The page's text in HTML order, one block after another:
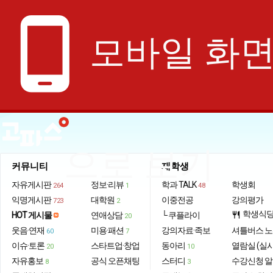
phone_android 모바일 화
으로 보기
커뮤니티
자유게시판 264
익명게시판 723
HOT 게시물
웃음·연재 60
이슈·토론 20
자유홍보 8
정보·리뷰 1
대학원 2
연애상담 20
미용·패션 7
스타트업·창업
공식 오픈채팅
재학생
학과 TALK 48
이중전공
└ 쿠플라이
강의자료·족보
동아리 10
스터디 3
학생회
강의평가
restaurant 학생식
셔틀버스
열람실 (실
수강신청